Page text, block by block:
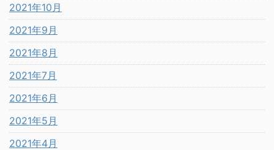
2021年10月
2021年9月
2021年8月
2021年7月
2021年6月
2021年5月
2021年4月